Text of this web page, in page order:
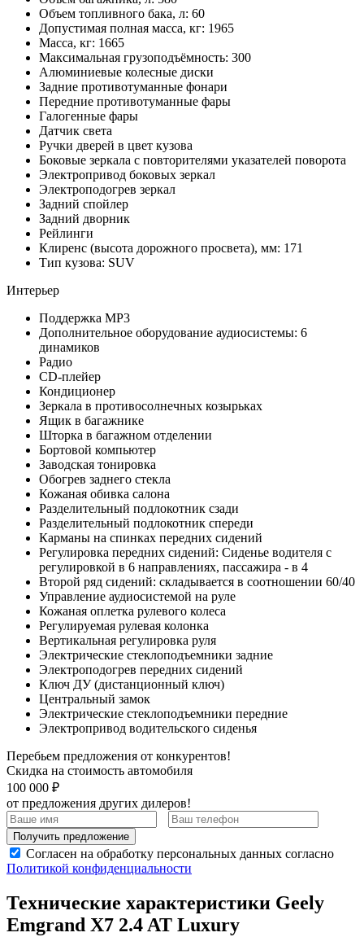
Объем топливного бака, л: 60
Допустимая полная масса, кг: 1965
Масса, кг: 1665
Максимальная грузоподъёмность: 300
Алюминиевые колесные диски
Задние противотуманные фонари
Передние противотуманные фары
Галогенные фары
Датчик света
Ручки дверей в цвет кузова
Боковые зеркала с повторителями указателей поворота
Электропривод боковых зеркал
Электроподогрев зеркал
Задний спойлер
Задний дворник
Рейлинги
Клиренс (высота дорожного просвета), мм: 171
Тип кузова: SUV
Интерьер
Поддержка MP3
Дополнительное оборудование аудиосистемы: 6
динамиков
Радио
CD-плейер
Кондиционер
Зеркала в противосолнечных козырьках
Ящик в багажнике
Шторка в багажном отделении
Бортовой компьютер
Заводская тонировка
Обогрев заднего стекла
Кожаная обивка салона
Разделительный подлокотник сзади
Разделительный подлокотник спереди
Карманы на спинках передних сидений
Регулировка передних сидений: Сиденье водителя с
регулировкой в 6 направлениях, пассажира - в 4
Второй ряд сидений: складывается в соотношении 60/40
Управление аудиосистемой на руле
Кожаная оплетка рулевого колеса
Регулируемая рулевая колонка
Вертикальная регулировка руля
Электрические стеклоподъемники задние
Электроподогрев передних сидений
Ключ ДУ (дистанционный ключ)
Центральный замок
Электрические стеклоподъемники передние
Электропривод водительского сиденья
Перебьем предложения от конкурентов!
Скидка на стоимость автомобиля
100 000 ₽
от предложения других дилеров!
Получить предложение
Согласен на обработку персональных данных согласно
Политикой конфиденциальности
Технические характеристики Geely
Emgrand X7 2.4 AT Luxury